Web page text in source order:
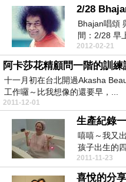
Bhajan唱頌
間：2/28 早
2012-02-21
阿卡莎花精顧問一階的訓練
十一月初在台北開過Akasha
工作囉～比我想像的還要早，...
2011-12-01
生產紀錄一
嘻嘻～我又
孩子出生的
以再次書寫了
2011-11-23
喜悅的分享